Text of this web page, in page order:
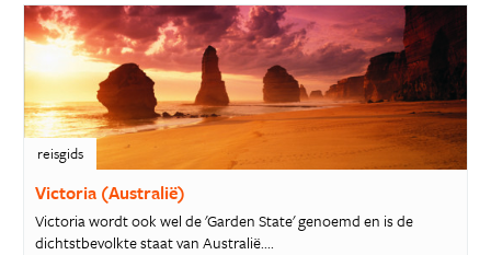
reisgids
Victoria (Australië)
Victoria wordt ook wel de 'Garden State' genoemd en is de
dichtstbevolkte staat van Australië....